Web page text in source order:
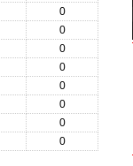
0
0
0
0
0
0
0
0